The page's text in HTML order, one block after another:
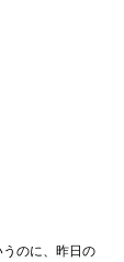
のに、昨日の